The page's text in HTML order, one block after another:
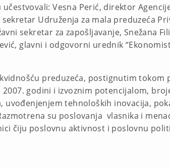
Vesna Perić, direktor
Udruženja za mala preduzeća
sekretar za zapošljavanje, Snežana
glavni i odgovorni urednik
preduzeća, postignutim tokom
godini i izvoznim potencijalom,
tehnoloških inovacija,
su poslovanja vlasnika i
čiju poslovnu aktivnost i poslovnu